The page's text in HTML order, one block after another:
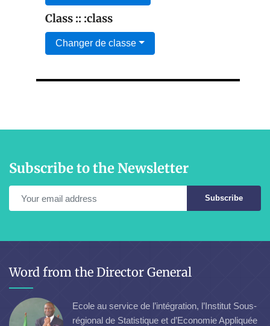
Class :: :class
Changer de classe
Subscribe to the Newsletter
Subscribe
Word from the Director General
Ecole au service de l’intégration, l’Institut Sous-
régional de Statistique et d’Economie Appliquée